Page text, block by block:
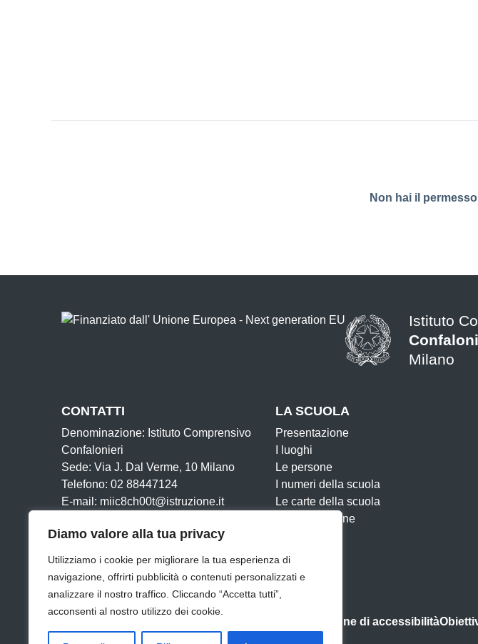
Diamo valore alla tua privacy
Utilizziamo i cookie per migliorare la tua esperienza di
navigazione, offrirti pubblicità o contenuti personalizzati e
analizzare il nostro traffico. Cliccando “Accetta tutti”,
acconsenti al nostro utilizzo dei cookie.
Non hai il
Istituto
Milano
CONTATTI
Denominazione: Istituto Comprensivo
Confalonieri
Sede: Via J. Dal Verme, 10 Milano
Telefono: 02 88447124
E-mail: miic8ch00t@istruzione.it
Cod. IPA: istsc_miic8ch00t
LA SCUOLA
Presentazione
I luoghi
Le persone
I numeri della scuola
Le carte della scuola
Organizzazione
Dichiarazione di accessibilità